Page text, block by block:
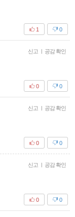
0
1
신고 | 공감 확인
0
0
신고 | 공감 확인
0
0
신고 | 공감 확인
0
0